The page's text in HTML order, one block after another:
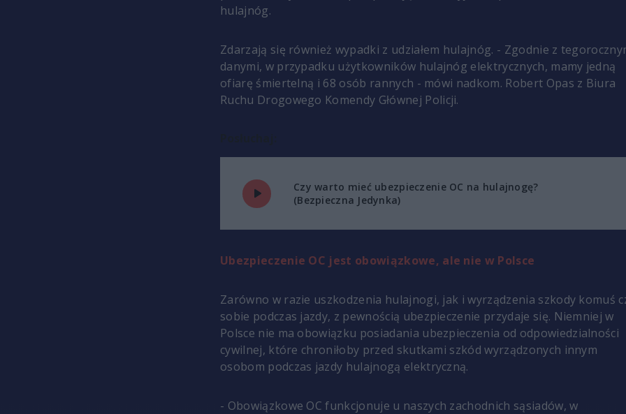
hulajnóg.
Zdarzają się również wypadki z udziałem hulajnóg. - Zgodnie z
danymi, w przypadku użytkowników hulajnóg elektrycznych, mamy jedną
ofiarę śmiertelną i 68 osób rannych - mówi nadkom. Robert Opas z Biura
Ruchu Drogowego Komendy Głównej Policji.
Czy warto mieć ubezpieczenie OC na hulajnogę?
(Bezpieczna Jedynka)
Ubezpieczenie OC jest obowiązkowe, ale nie w Polsce
Zarówno w razie uszkodzenia hulajnogi, jak i wyrządzenia szkody komuś
sobie podczas jazdy, z pewnością ubezpieczenie przydaje się. Niemniej w
Polsce nie ma obowiązku posiadania ubezpieczenia od odpowiedzialności
cywilnej, które chroniłoby przed skutkami szkód wyrządzonych innym
osobom podczas jazdy hulajnogą elektryczną.
- Obowiązkowe OC funkcjonuje u naszych zachodnich sąsiadów, w